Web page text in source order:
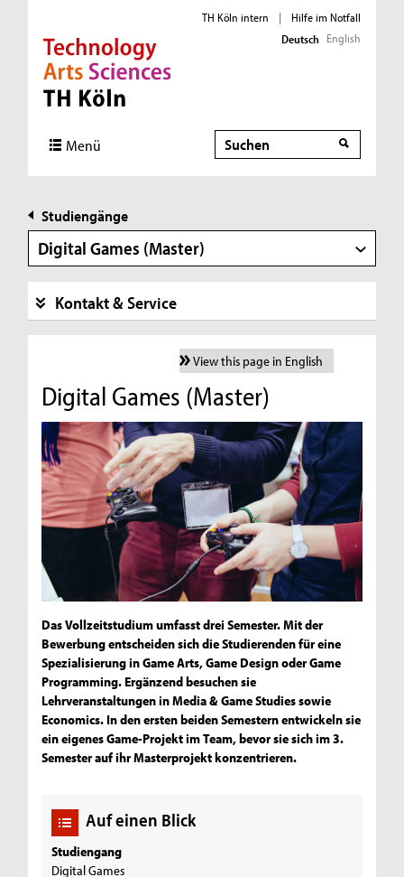
Direkt zur Hauptnavigation
Direkt zur Subnavigation
Direkt zum Inhalt
Direkt zum Fußbereich
TH Köln intern |
Hilfe im Notfall
Deutsch English
Menü Suche
Studiengänge
Digital Games (Master)
Kontakt & Service
View this page in English
Digital Games (Master)
Das Vollzeitstudium umfasst drei Semester. Mit der
Bewerbung entscheiden sich die Studierenden für eine
Spezialisierung in Game Arts, Game Design oder Game
Programming. Ergänzend besuchen sie
Lehrveranstaltungen in Media & Game Studies sowie
Economics. In den ersten beiden Semestern entwickeln sie
ein eigenes Game-Projekt im Team, bevor sie sich im 3.
Semester auf ihr Masterprojekt konzentrieren.
Auf einen Blick
Studiengang
Digital Games